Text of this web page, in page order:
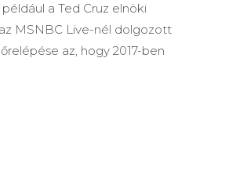
a Ted Cruz elnöki
MSNBC Live-nél dolgozott
az, hogy 2017-ben